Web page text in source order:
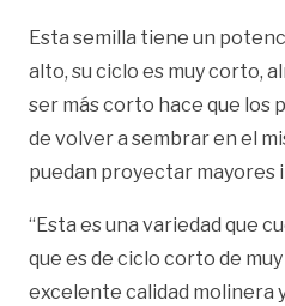
Esta semilla tiene un
alto, su ciclo es muy corto,
ser más corto hace que
de volver a sembrar en el
puedan proyectar mayores
“Esta es una variedad que
que es de ciclo corto de
excelente calidad molinera